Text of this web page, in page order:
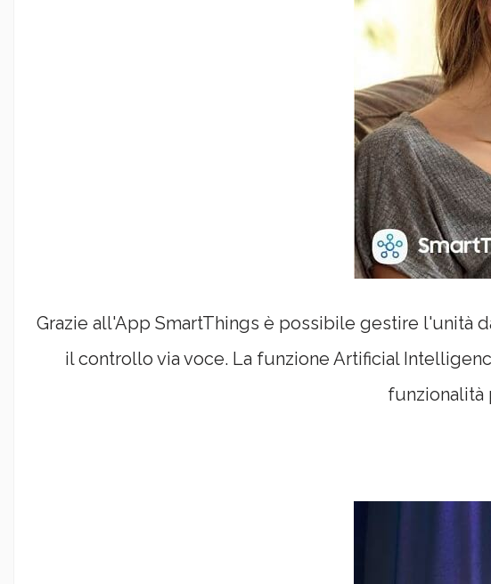
Grazie all'App SmartThings è possibile gestire l'unità
il controllo via voce. La funzione Artificial
funzionalità